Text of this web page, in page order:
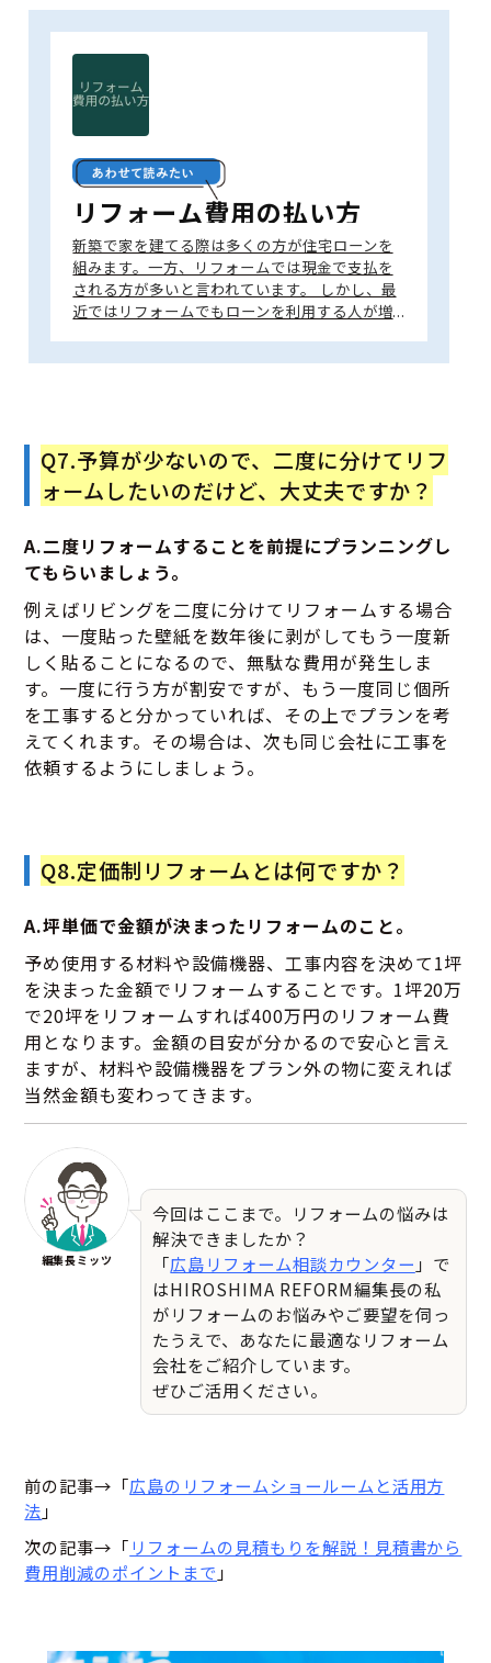
リフォーム費用の払い方
新築で家を建てる際は多くの方が住宅ローンを
組みます。一方、リフォームでは現金で支払を
される方が多いと言われています。 しかし、最
近ではリフォームでもローンを利用する人が増
Q7.予算が少ないので、二度に分けてリフ
ォームしたいのだけど、大丈夫ですか？
A.二度リフォームすることを前提にプランニングし
てもらいましょう。
例えばリビングを二度に分けてリフォームする場合
は、一度貼った壁紙を数年後に剥がしてもう一度新
しく貼ることになるので、無駄な費用が発生しま
す。一度に行う方が割安ですが、もう一度同じ個所
を工事すると分かっていれば、その上でプランを考
えてくれます。その場合は、次も同じ会社に工事を
依頼するようにしましょう。
Q8.定価制リフォームとは何ですか？
A.坪単価で金額が決まったリフォームのこと。
予め使用する材料や設備機器、工事内容を決めて1坪
を決まった金額でリフォームすることです。1坪20万
で20坪をリフォームすれば400万円のリフォーム費
用となります。金額の目安が分かるので安心と言え
ますが、材料や設備機器をプラン外の物に変えれば
当然金額も変わってきます。
編集長ミッツ
今回はここまで。リフォームの悩みは
解決できましたか？
「広島リフォーム相談カウンター 」で
はHIROSHIMA REFORM編集長の私
がリフォームのお悩みやご要望を伺っ
たうえで、あなたに最適なリフォーム
会社をご紹介しています。
ぜひご活用ください。
前の記事→「広島のリフォームショールームと活用方
法 」
次の記事→「リフォームの見積もりを解説！見積書から
費用削減のポイントまで 」